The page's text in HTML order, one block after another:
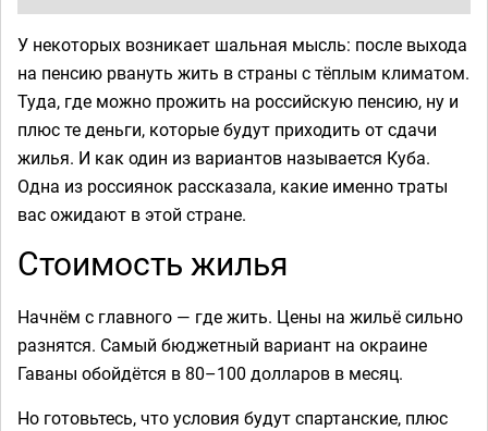
У некоторых возникает шальная мысль: после выхода
на пенсию рвануть жить в страны с тёплым климатом.
Туда, где можно прожить на российскую пенсию, ну и
плюс те деньги, которые будут приходить от сдачи
жилья. И как один из вариантов называется Куба.
Одна из россиянок рассказала, какие именно траты
вас ожидают в этой стране.
Стоимость жилья
Начнём с главного — где жить. Цены на жильё сильно
разнятся. Самый бюджетный вариант на окраине
Гаваны обойдётся в 80–100 долларов в месяц.
Но готовьтесь, что условия будут спартанские, плюс